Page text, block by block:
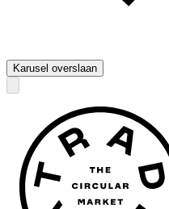
Karusel overslaan